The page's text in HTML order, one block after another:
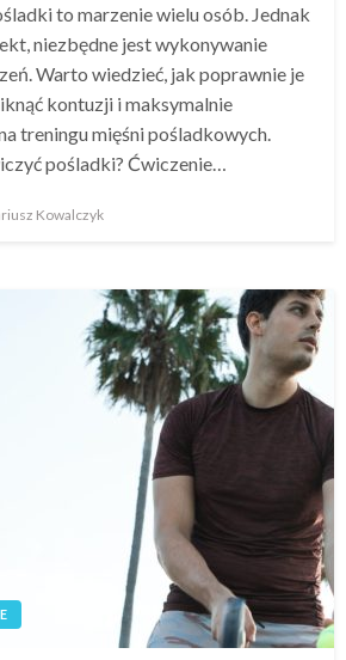
to marzenie wielu osób. Jednak
niezbędne jest wykonywanie
Warto wiedzieć, jak poprawnie je
kontuzji i maksymalnie
treningu mięśni pośladkowych.
pośladki? Ćwiczenie…
Kowalczyk